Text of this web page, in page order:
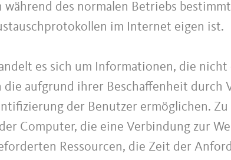
während des normalen Betriebs
im Internet eigen ist.
es sich um Informationen, die
die aufgrund ihrer Beschaffenheit
der Benutzer ermöglichen.
Computer, die eine Verbindung zur
Ressourcen, die Zeit der